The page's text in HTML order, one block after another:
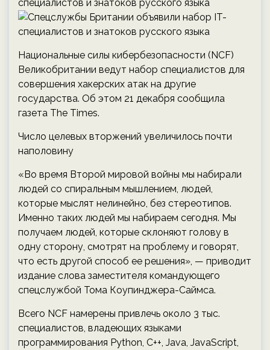
Национальные силы кибербезопасности (NCF)
Великобритании ведут набор специалистов для
совершения хакерских атак на другие
государства. Об этом 21 декабря сообщила
газета The Times.
Число целевых вторжений увеличилось почти
наполовину
«Во время Второй мировой войны мы набирали
людей со спиральным мышлением, людей,
которые мыслят нелинейно, без стереотипов.
Именно таких людей мы набираем сегодня. Мы
получаем людей, которые склоняют голову в
одну сторону, смотрят на проблему и говорят,
что есть другой способ ее решения», — приводит
издание слова заместителя командующего
спецслужбой Тома Коупинджера-Саймса.
Всего NCF намерены привлечь около 3 тыс.
специалистов, владеющих языками
программирования Python, C++, Java, JavaScript,